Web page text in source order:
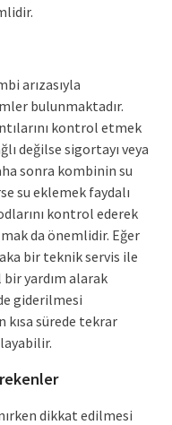
arızasıyla
bulunmaktadır.
kontrol etmek
değilse sigortayı veya
sonra kombinin su
su eklemek faydalı
kontrol ederek
da önemlidir. Eğer
bir teknik servis ile
yardım alarak
giderilmesi
kısa sürede tekrar
dikkat edilmesi